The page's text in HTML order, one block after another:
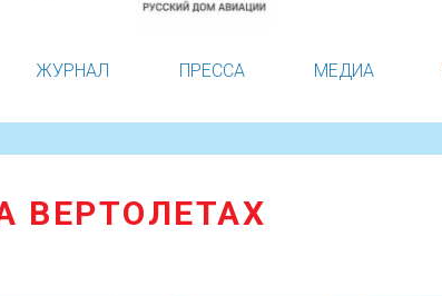
ЖУРНАЛ ПРЕССА МЕДИА
ВЕРТОЛЕТАХ